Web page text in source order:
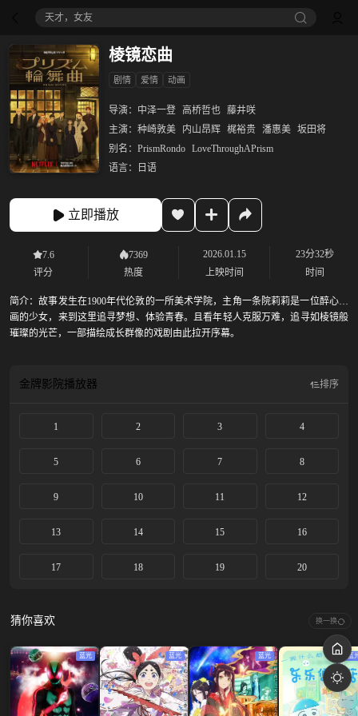
天才，女友
棱镜恋曲
剧情 爱情 动画
导演： 中泽一登 高桥哲也 藤井咲
主演： 种崎敦美 内山昂辉 梶裕贵 潘惠美 坂田将
别名： PrismRondo LoveThroughAPrism
语言：
日语
立即播放
7.6
评分
7369
热度
2026.01.15
上映时间
23分32秒
时间
简介：故事发生在1900年代伦敦的一所美术学院，主角一条院莉莉是一位醉心绘
画的少女，来到这里追寻梦想、体验青春。且看年轻人克服万难，追寻如棱镜般
璀璨的光芒，一部描绘成长群像的戏剧由此拉开序幕。
金牌影院播放器 排序
1 2 3 4
5 6 7 8
9 10 11 12
13 14 15 16
17 18 19 20
猜你喜欢 换一换
蓝光 蓝光 蓝光 蓝